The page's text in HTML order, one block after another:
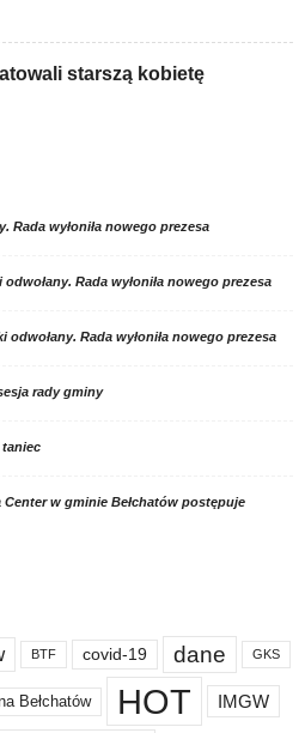
starszą kobietę
Rada wyłoniła nowego prezesa
Rada wyłoniła nowego prezesa
odwołany. Rada wyłoniła nowego prezesa
rady gminy
taniec
Center w gminie Bełchatów postępuje
BTF covid-19 dane GKS
Bełchatów HOT IMGW